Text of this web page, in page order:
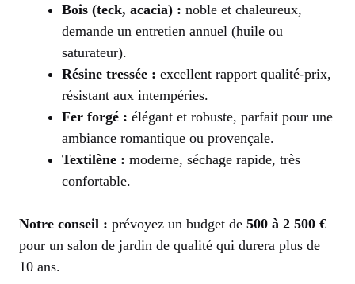
Bois (teck, acacia) : noble et chaleureux,
demande un entretien annuel (huile ou
saturateur).
Résine tressée : excellent rapport qualité-prix,
résistant aux intempéries.
Fer forgé : élégant et robuste, parfait pour une
ambiance romantique ou provençale.
Textilène : moderne, séchage rapide, très
confortable.
Notre conseil : prévoyez un budget de 500 à 2 500 €
pour un salon de jardin de qualité qui durera plus de
10 ans.